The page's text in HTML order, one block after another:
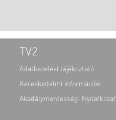
TV2
Adatkezelési tájékoztató
Kereskedelmi információk
Akadálymentességi Nyilatkozat